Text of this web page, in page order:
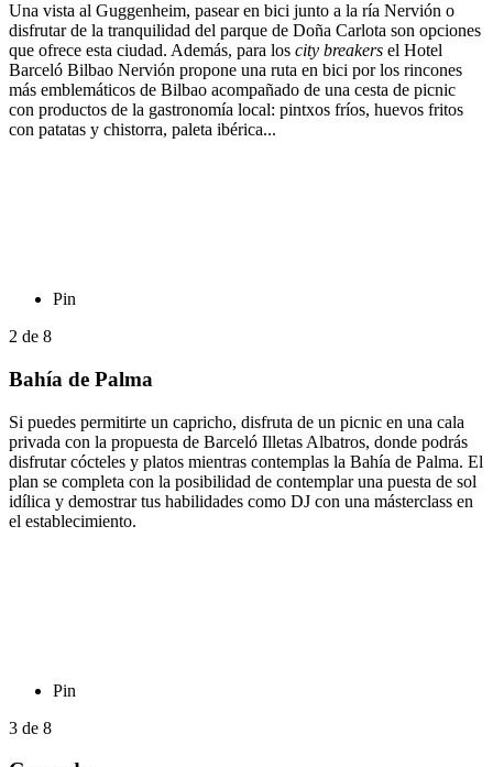
Una vista al Guggenheim, pasear en bici junto a la ría Nervión o
disfrutar de la tranquilidad del parque de Doña Carlota son opciones
que ofrece esta ciudad. Además, para los city breakers el Hotel
Barceló Bilbao Nervión propone una ruta en bici por los rincones
más emblemáticos de Bilbao acompañado de una cesta de picnic
con productos de la gastronomía local: pintxos fríos, huevos fritos
con patatas y chistorra, paleta ibérica...
Pin
2 de 8
Bahía de Palma
Si puedes permitirte un capricho, disfruta de un picnic en una cala
privada con la propuesta de Barceló Illetas Albatros, donde podrás
disfrutar cócteles y platos mientras contemplas la Bahía de Palma. El
plan se completa con la posibilidad de contemplar una puesta de sol
idílica y demostrar tus habilidades como DJ con una másterclass en
el establecimiento.
Pin
3 de 8